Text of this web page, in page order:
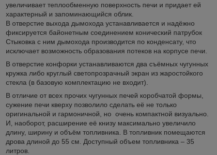
увеличивает теплообменную поверхность печи и придает ей
характерный и запоминающийся облик.
В отверстие выхода дымохода устанавливается и надёжно
фиксируется байонетным соединением конический патрубок
Стыковка с ним дымохода производится по конденсату, что
исключает возможность образования потеков на корпусе печи.
В отверстие конфорки устанавливаются два съёмных чугунных
кружка либо круглый светопрозрачный экран из жаростойкого
стекла (в базовую комплектацию не входит).
В отличие от всех прочих чугунных печей коробчатой формы,
сужение печи кверху позволило сделать её не только
оригинальной и гармоничной, но очень компактной визуально.
И, наоборот, расширение её книзу максимально увеличило
длину, ширину и объём топливника. В топливник помещаются
дрова длиной до 55 см. Доступный объем топливника – 35
литров.